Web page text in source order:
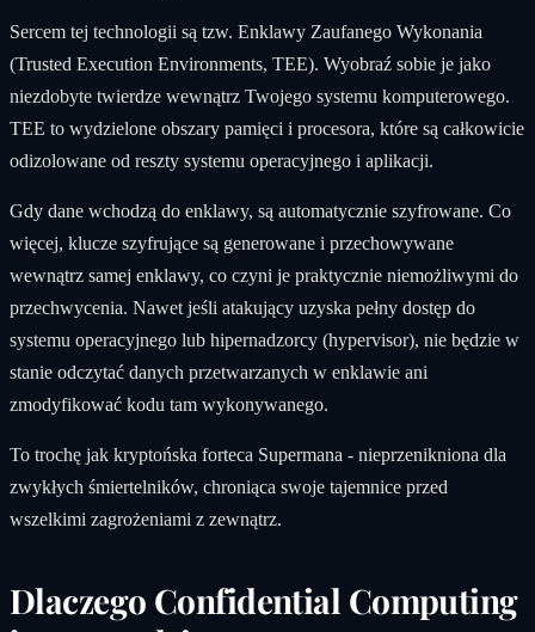
Sercem tej technologii są tzw. Enklawy Zaufanego Wykonania
(Trusted Execution Environments, TEE). Wyobraź sobie je jako
niezdobyte twierdze wewnątrz Twojego systemu komputerowego.
TEE to wydzielone obszary pamięci i procesora, które są całkowicie
odizolowane od reszty systemu operacyjnego i aplikacji.
Gdy dane wchodzą do enklawy, są automatycznie szyfrowane. Co
więcej, klucze szyfrujące są generowane i przechowywane
wewnątrz samej enklawy, co czyni je praktycznie niemożliwymi do
przechwycenia. Nawet jeśli atakujący uzyska pełny dostęp do
systemu operacyjnego lub hipernadzorcy (hypervisor), nie będzie w
stanie odczytać danych przetwarzanych w enklawie ani
zmodyfikować kodu tam wykonywanego.
To trochę jak kryptońska forteca Supermana - nieprzenikniona dla
zwykłych śmiertelników, chroniąca swoje tajemnice przed
wszelkimi zagrożeniami z zewnątrz.
Dlaczego Confidential Computing